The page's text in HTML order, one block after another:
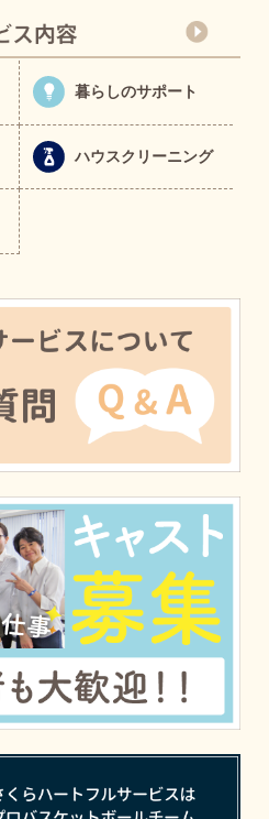
暮らしのサポート
ハウスクリーニング